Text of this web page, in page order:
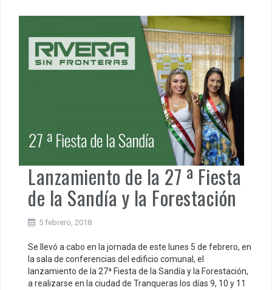
Lanzamiento de la 27 ª Fiesta
de la Sandía y la Forestación
5 febrero, 2018
Se llevó a cabo en la jornada de este lunes 5 de febrero, en
la sala de conferencias del edificio comunal, el
lanzamiento de la 27ª Fiesta de la Sandía y la Forestación,
a realizarse en la ciudad de Tranqueras los días 9, 10 y 11